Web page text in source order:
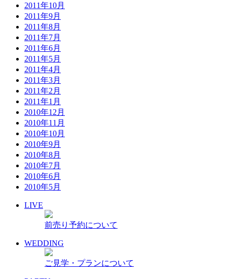
2011年10月
2011年9月
2011年8月
2011年7月
2011年6月
2011年5月
2011年4月
2011年3月
2011年2月
2011年1月
2010年12月
2010年11月
2010年10月
2010年9月
2010年8月
2010年7月
2010年6月
2010年5月
LIVE
前売り予約について
WEDDING
ご見学・プランについて